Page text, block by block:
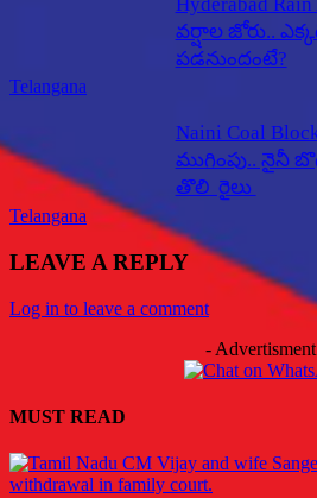
Telangana
వర్షాల జోరు..
పడనుందంటే?
Telangana
Naini Coal
ముగింపు.. నైనీ
తొలి రైలు
LEAVE A REPLY
Log in to leave a comment
-
MUST READ